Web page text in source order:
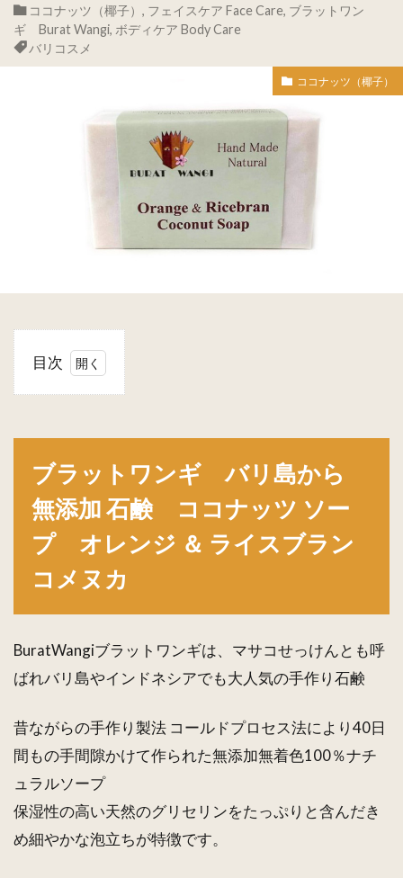
ココナッツ（椰子） , フェイスケア Face Care, ブラットワン
ギ Burat Wangi, ボディケア Body Care
バリコスメ
ココナッツ（椰子）
目次
ギ
バリ
島か
ら
無添
石
ココ
ツ
ソー
ンジ
＆
ライ
スブ
ラン
ヌカ
ブラットワンギ バリ島から
無添加 石鹸 ココナッツ ソー
プ オレンジ ＆ ライスブラン
コメヌカ
BuratWangiブラットワンギは、マサコせっけんとも呼
ばれバリ島やインドネシアでも大人気の手作り石鹸
昔ながらの手作り製法 コールドプロセス法により40日
間もの手間隙かけて作られた無添加無着色100％ナチ
ュラルソープ
保湿性の高い天然のグリセリンをたっぷりと含んだき
め細やかな泡立ちが特徴です。